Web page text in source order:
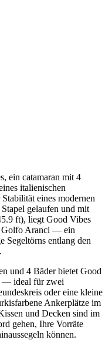
ein catamaran mit 4
italienischen
eines modernen
gelaufen und mit
ft), liegt Good Vibes
Golfo Aranci — ein
Segeltörns entlang den
und 4 Bäder bietet Good
— ideal für zwei
oder eine kleine
Ankerplätze im
und Decken sind im
gehen, Ihre Vorräte
können.